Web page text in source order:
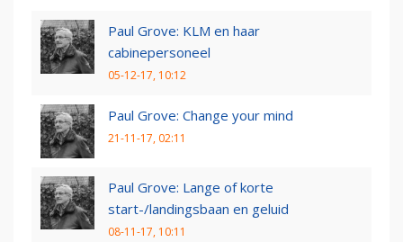
Paul Grove: KLM en haar
cabinepersoneel
05-12-17, 10:12
Paul Grove: Change your mind
21-11-17, 02:11
Paul Grove: Lange of korte
start-/landingsbaan en geluid
08-11-17, 10:11